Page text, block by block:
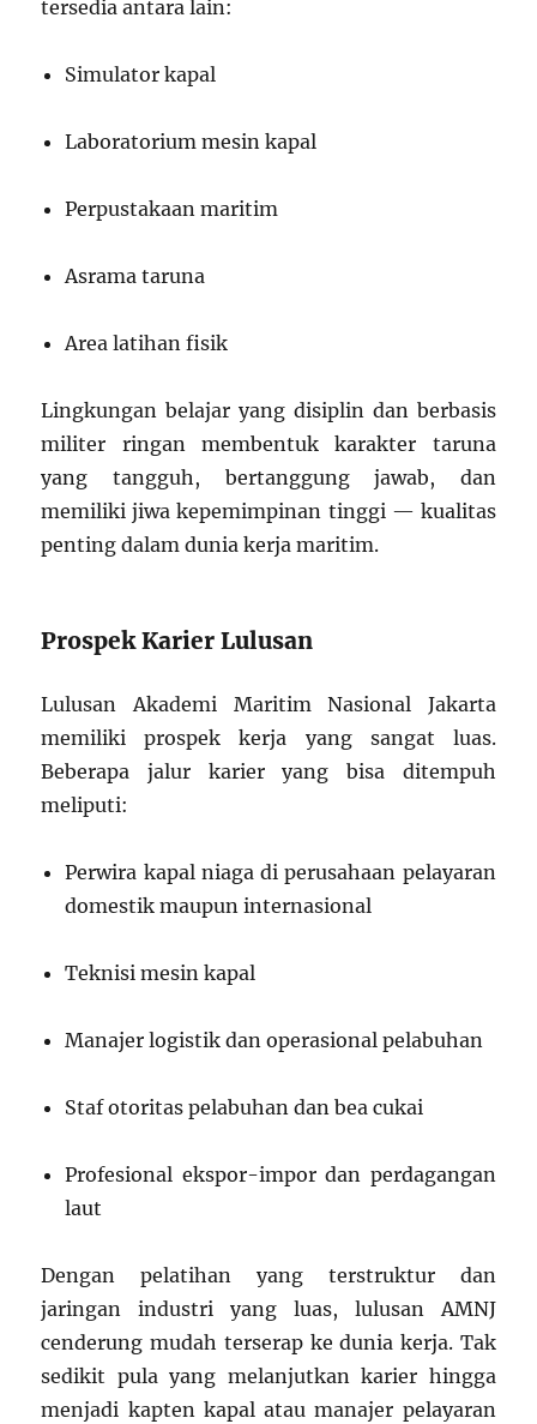
tersedia antara lain:
Simulator kapal
Laboratorium mesin kapal
Perpustakaan maritim
Asrama taruna
Area latihan fisik
Lingkungan belajar yang disiplin dan berbasis
militer ringan membentuk karakter taruna
yang tangguh, bertanggung jawab, dan
memiliki jiwa kepemimpinan tinggi — kualitas
penting dalam dunia kerja maritim.
Prospek Karier Lulusan
Lulusan Akademi Maritim Nasional Jakarta
memiliki prospek kerja yang sangat luas.
Beberapa jalur karier yang bisa ditempuh
meliputi:
Perwira kapal niaga di perusahaan pelayaran
domestik maupun internasional
Teknisi mesin kapal
Manajer logistik dan operasional pelabuhan
Staf otoritas pelabuhan dan bea cukai
Profesional ekspor-impor dan perdagangan
laut
Dengan pelatihan yang terstruktur dan
jaringan industri yang luas, lulusan AMNJ
cenderung mudah terserap ke dunia kerja. Tak
sedikit pula yang melanjutkan karier hingga
menjadi kapten kapal atau manajer pelayaran